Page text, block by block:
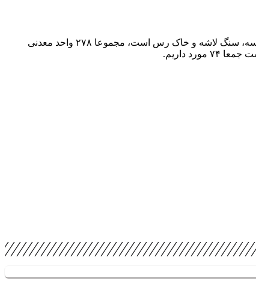
سیفی باغی خانی با اشاره به این مطلب که در کردستان در گروه معدنی ۱ و ۲ که شامل شن، ماسه، سنگ لاشه و خاک رس است، مجموعا ۲۷۸ واحد معدنی